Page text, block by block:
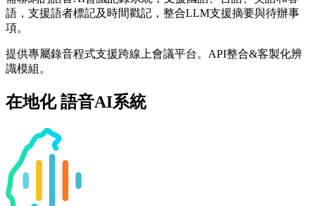
語，支援語者標記及時間戳記，整合LLM支援摘要與待辦事
項。
提供專屬錄音程式支援跨線上會議平台。API整合&客製化辨
識模組。
在地化 語音AI系統